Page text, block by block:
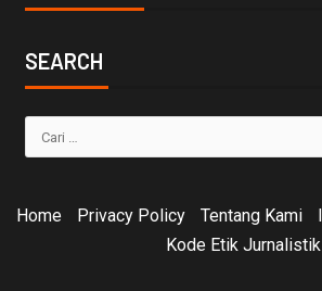
SEARCH
Home Privacy Policy Tentang Kami
Kode Etik Jurnalistik